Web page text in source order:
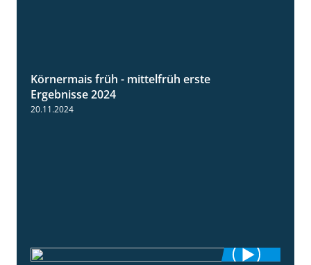
Körnermais früh - mittelfrüh erste
Ergebnisse 2024
20.11.2024